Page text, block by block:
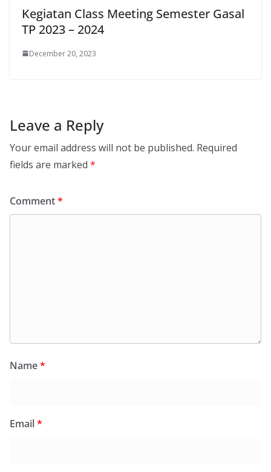
Kegiatan Class Meeting Semester Gasal
TP 2023 – 2024
December 20, 2023
Leave a Reply
Your email address will not be published. Required
fields are marked *
Comment*
Name*
Email*